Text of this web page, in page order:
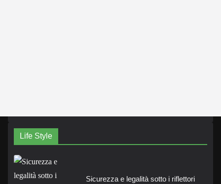
Life Style
Sicurezza e legalità sotto i riflettori